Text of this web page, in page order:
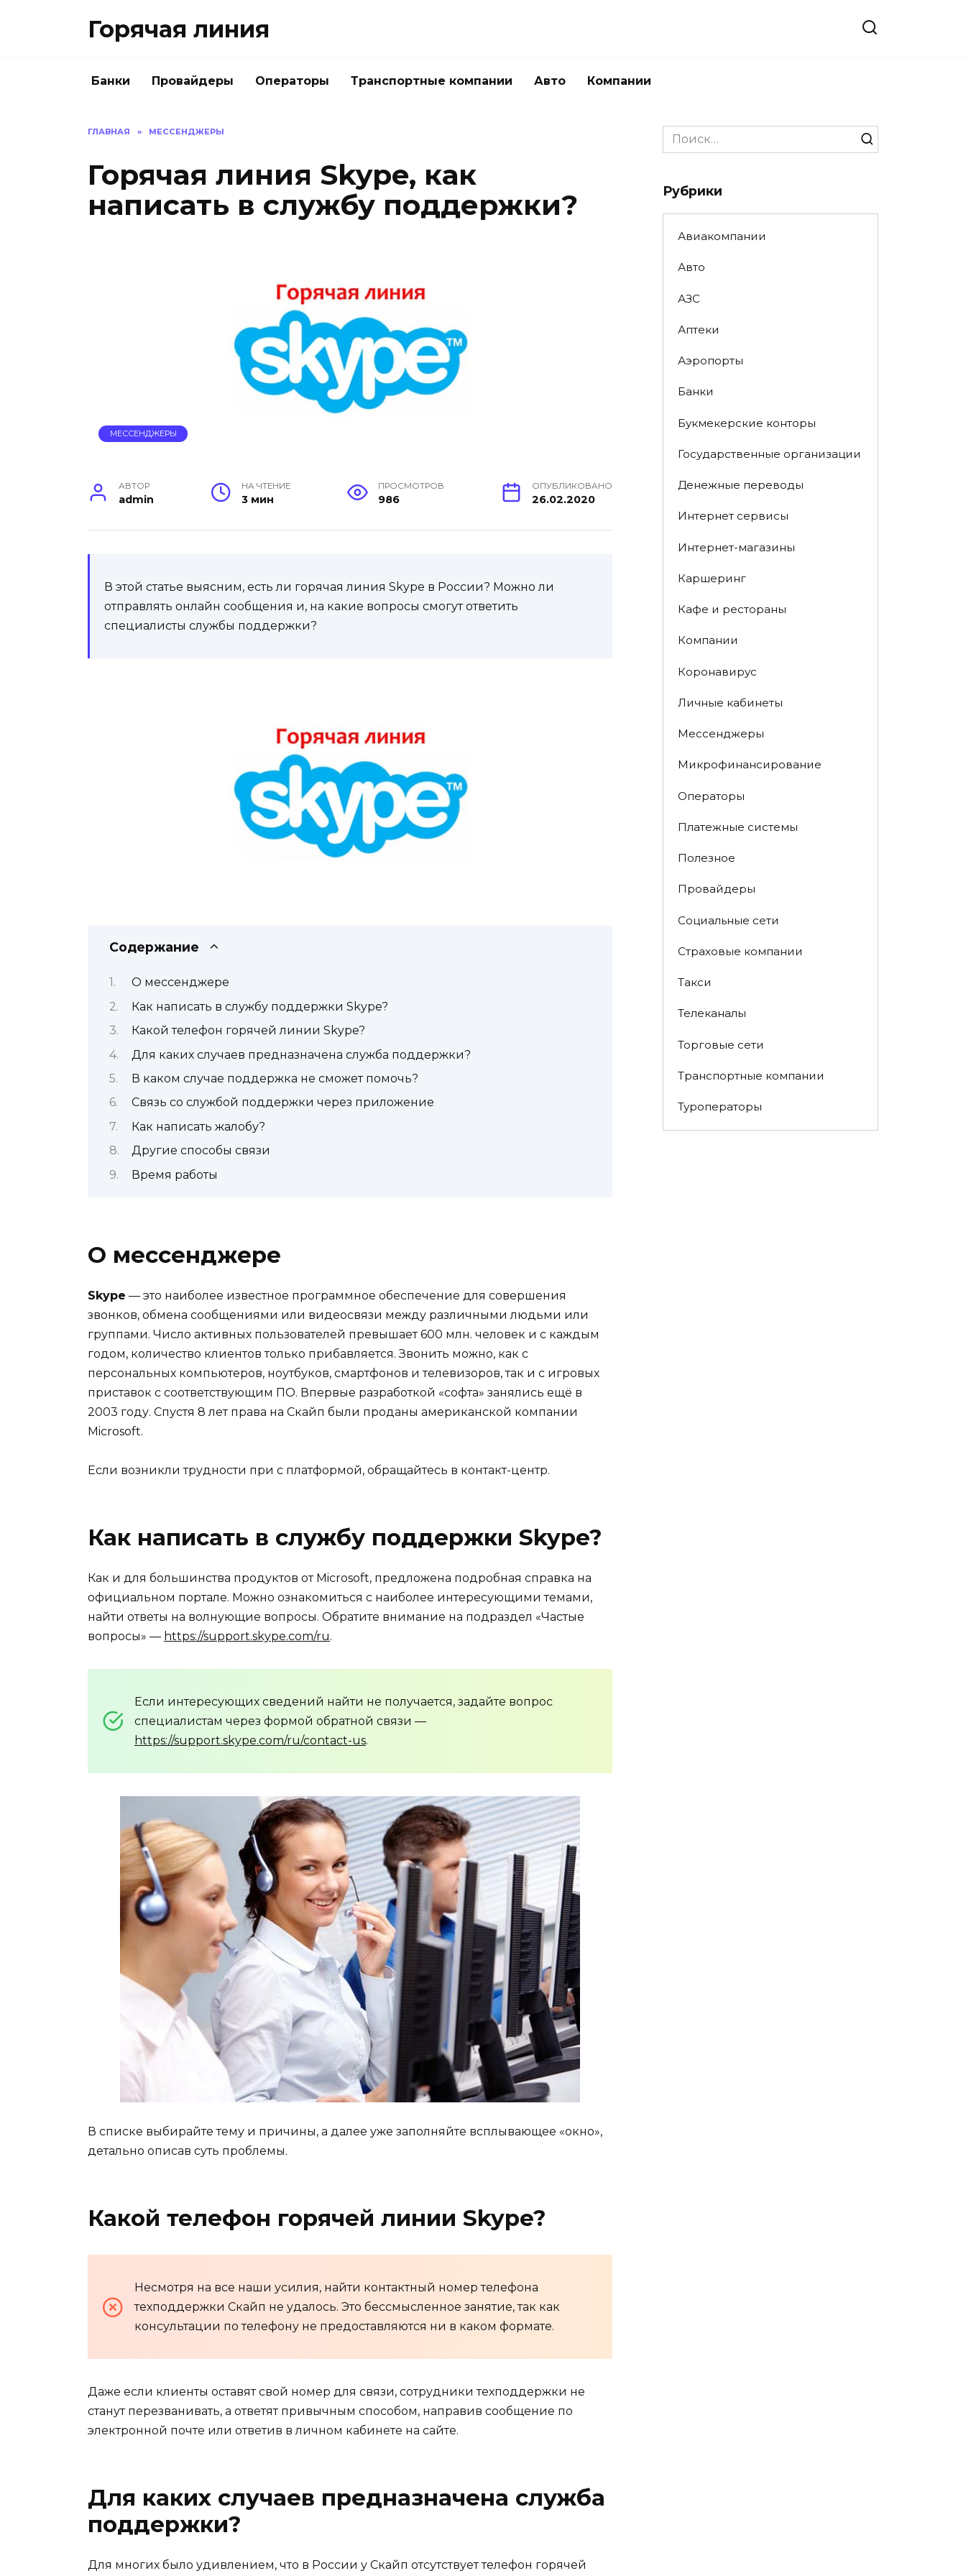
Горячая линия
Банки Провайдеры Операторы Транспортные компании Авто Компании
ГЛАВНАЯ » МЕССЕНДЖЕРЫ
Горячая линия Skype, как
написать в службу поддержки?
МЕССЕНДЖЕРЫ
АВТОР
admin
НА ЧТЕНИЕ
3 мин
ПРОСМОТРОВ
986
ОПУБЛИКОВАНО
26.02.2020
В этой статье выясним, есть ли горячая линия Skype в России? Можно ли
отправлять онлайн сообщения и, на какие вопросы смогут ответить
специалисты службы поддержки?
Содержание
О мессенджере
Как написать в службу поддержки Skype?
Какой телефон горячей линии Skype?
Для каких случаев предназначена служба поддержки?
В каком случае поддержка не сможет помочь?
Связь со службой поддержки через приложение
Как написать жалобу?
Другие способы связи
Время работы
О мессенджере
Skype — это наиболее известное программное обеспечение для совершения
звонков, обмена сообщениями или видеосвязи между различными людьми или
группами. Число активных пользователей превышает 600 млн. человек и с каждым
годом, количество клиентов только прибавляется. Звонить можно, как с
персональных компьютеров, ноутбуков, смартфонов и телевизоров, так и с игровых
приставок с соответствующим ПО. Впервые разработкой «софта» занялись ещё в
2003 году. Спустя 8 лет права на Скайп были проданы американской компании
Microsoft.
Если возникли трудности при с платформой, обращайтесь в контакт-центр.
Как написать в службу поддержки Skype?
Как и для большинства продуктов от Microsoft, предложена подробная справка на
официальном портале. Можно ознакомиться с наиболее интересующими темами,
найти ответы на волнующие вопросы. Обратите внимание на подраздел «Частые
вопросы» — https://support.skype.com/ru.
Если интересующих сведений найти не получается, задайте вопрос
специалистам через формой обратной связи —
https://support.skype.com/ru/contact-us.
В списке выбирайте тему и причины, а далее уже заполняйте всплывающее «окно»,
детально описав суть проблемы.
Какой телефон горячей линии Skype?
Несмотря на все наши усилия, найти контактный номер телефона
техподдержки Скайп не удалось. Это бессмысленное занятие, так как
консультации по телефону не предоставляются ни в каком формате.
Даже если клиенты оставят свой номер для связи, сотрудники техподдержки не
станут перезванивать, а ответят привычным способом, направив сообщение по
электронной почте или ответив в личном кабинете на сайте.
Для каких случаев предназначена служба
поддержки?
Для многих было удивлением, что в России у Скайп отсутствует телефон горячей
Search
for:
Рубрики
Авиакомпании
Авто
АЗС
Аптеки
Аэропорты
Банки
Букмекерские конторы
Государственные организации
Денежные переводы
Интернет сервисы
Интернет-магазины
Каршеринг
Кафе и рестораны
Компании
Коронавирус
Личные кабинеты
Мессенджеры
Микрофинансирование
Операторы
Платежные системы
Полезное
Провайдеры
Социальные сети
Страховые компании
Такси
Телеканалы
Торговые сети
Транспортные компании
Туроператоры